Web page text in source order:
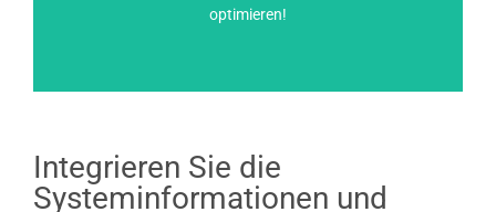
optimieren!
Integrieren Sie die
Systeminformationen und